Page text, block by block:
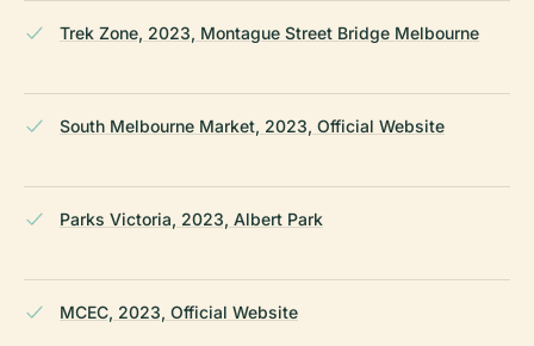
Trek Zone, 2023, Montague Street Bridge Melbourne
South Melbourne Market, 2023, Official Website
Parks Victoria, 2023, Albert Park
MCEC, 2023, Official Website